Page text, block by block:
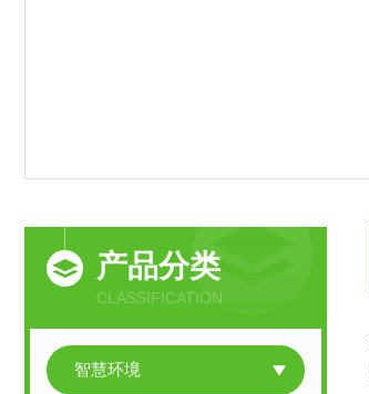
产品分类
CLASSIFICATION
智慧环境